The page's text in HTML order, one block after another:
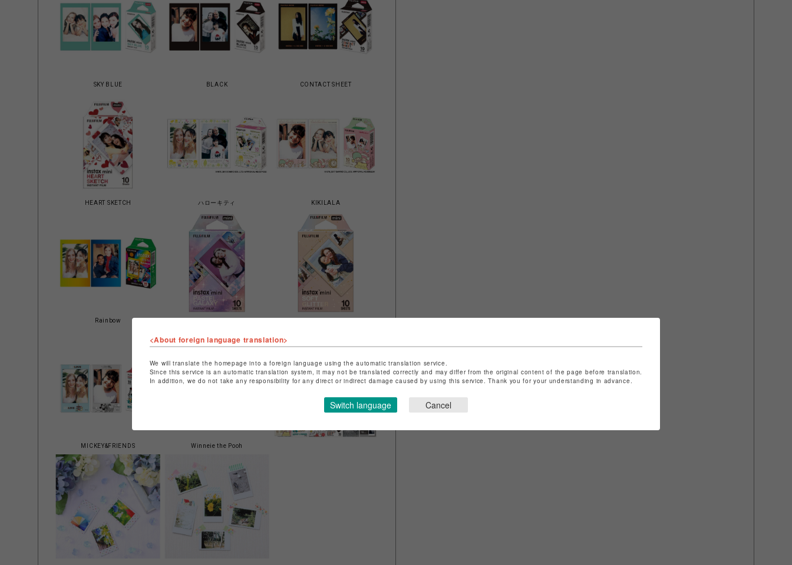
SKY BLUE BLACK CONTACT SHEET
HEART SKETCH ハローキティ KIKILALA
Rainbow
MICKEY&FRIENDS Winneie the Pooh
<About foreign language translation>
We will translate the homepage into a foreign language using the automatic translation service.
Since this service is an automatic translation system, it may not be translated correctly and may differ from the original content of the page before translation.
In addition, we do not take any responsibility for any direct or indirect damage caused by using this service. Thank you for your understanding in advance.
Switch language Cancel